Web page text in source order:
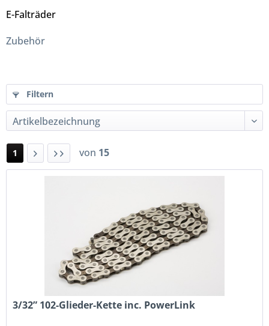
E-Falträder
Zubehör
Filtern
1 von 15
3/32” 102-Glieder-Kette inc. PowerLink